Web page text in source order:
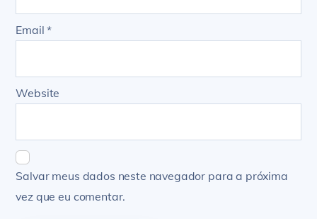
Email*
Website
Salvar meus dados neste navegador para a próxima
vez que eu comentar.